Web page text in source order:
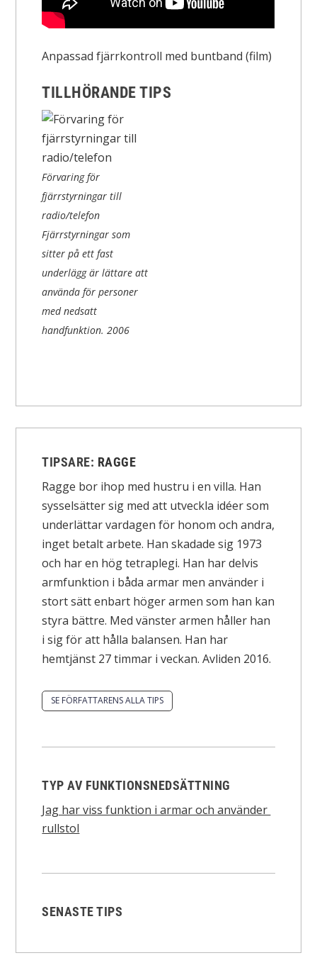
Anpassad fjärrkontroll med buntband (film)
TILLHÖRANDE TIPS
Förvaring för
fjärrstyrningar till
radio/telefon
Fjärrstyrningar som
sitter på ett fast
underlägg är lättare att
använda för personer
med nedsatt
handfunktion.2006
TIPSARE: RAGGE
Ragge bor ihop med hustru i en villa. Han
sysselsätter sig med att utveckla idéer som
underlättar vardagen för honom och andra,
inget betalt arbete. Han skadade sig 1973
och har en hög tetraplegi. Han har delvis
armfunktion i båda armar men använder i
stort sätt enbart höger armen som han kan
styra bättre. Med vänster armen håller han
i sig för att hålla balansen. Han har
hemtjänst 27 timmar i veckan. Avliden 2016.
SE FÖRFATTARENS ALLA TIPS
TYP AV FUNKTIONSNEDSÄTTNING
Jag har viss funktion i armar och använder
rullstol
SENASTE TIPS